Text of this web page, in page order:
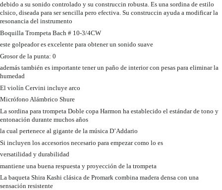
debido a su sonido controlado y su construccin robusta. Es una sordina de estilo
clsico, diseada para ser sencilla pero efectiva. Su construccin ayuda a modificar la
resonancia del instrumento
Boquilla Trompeta Bach # 10-3/4CW
este golpeador es excelente para obtener un sonido suave
Grosor de la punta: 0
además también es importante tener un paño de interior con pesas para eliminar la
humedad
El violín Cervini incluye arco
Micrófono Alámbrico Shure
La sordina para trompeta Doble copa Harmon ha establecido el estándar de tono y
entonación durante muchos años
la cual pertenece al gigante de la música D’Addario
Si incluyen los accesorios necesario para empezar como lo es
versatilidad y durabilidad
mantiene una buena respuesta y proyección de la trompeta
La baqueta Shira Kashi clásica de Promark combina madera densa con una
sensación resistente